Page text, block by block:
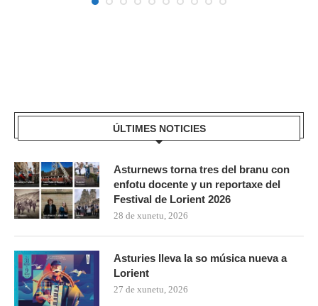
ÚLTIMES NOTICIES
Asturnews torna tres del branu con
enfotu docente y un reportaxe del
Festival de Lorient 2026
28 de xunetu, 2026
Asturies lleva la so música nueva a
Lorient
27 de xunetu, 2026